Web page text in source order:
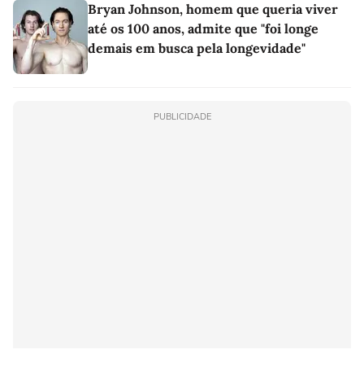
Bryan Johnson, homem que queria viver
até os 100 anos, admite que "foi longe
demais em busca pela longevidade"
PUBLICIDADE